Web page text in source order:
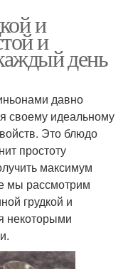
и
и
день
давно
своему идеальному
Это блюдо
простоту
максимум
мы рассмотрим
грудкой и
некоторыми